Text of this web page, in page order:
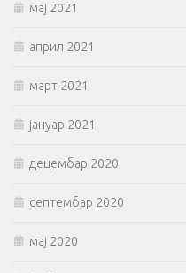
мај 2021
април 2021
март 2021
јануар 2021
децембар 2020
септембар 2020
мај 2020